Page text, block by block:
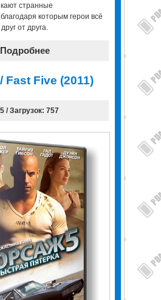
странные
которым герои всё
от друга.
Подробнее
Five (2011)
/ Загрузок: 757